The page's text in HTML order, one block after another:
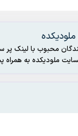
محبوب با لینک پر